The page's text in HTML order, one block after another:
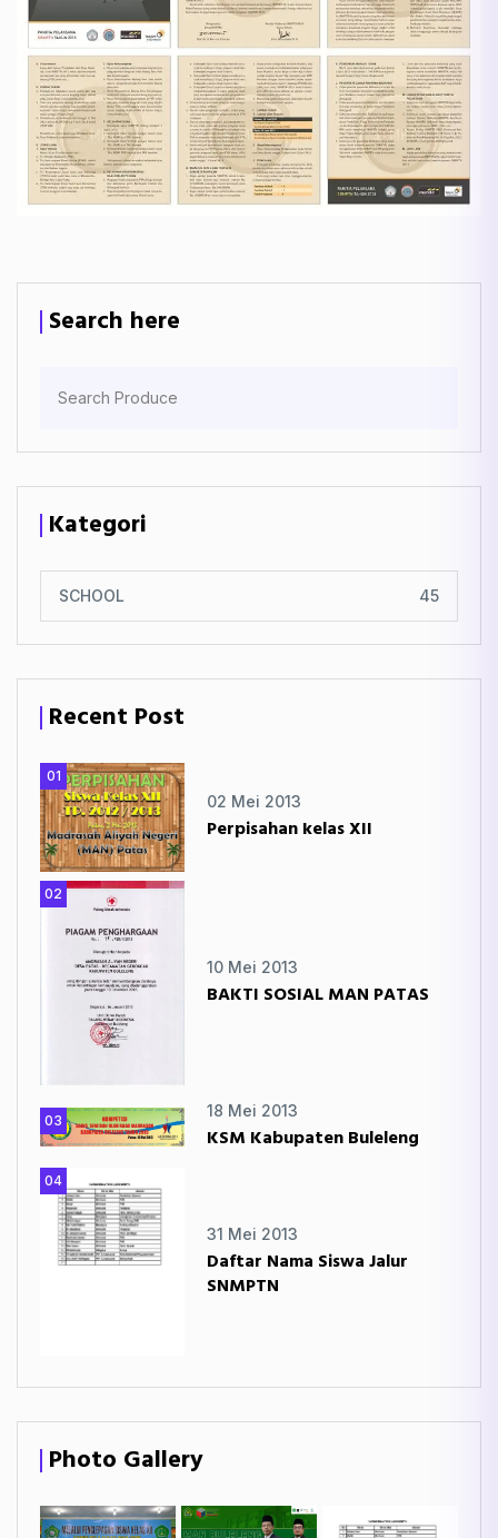
Search here
Kategori
SCHOOL 45
Recent Post
01
02 Mei 2013
Perpisahan kelas XII
02
10 Mei 2013
BAKTI SOSIAL MAN PATAS
03
18 Mei 2013
KSM Kabupaten Buleleng
04
31 Mei 2013
Daftar Nama Siswa Jalur
SNMPTN
Photo Gallery